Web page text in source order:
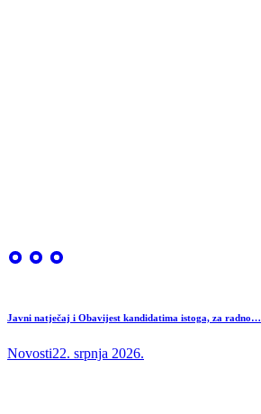
Javni natječaj i Obavijest kandidatima istoga, za radno…
Novosti22. srpnja 2026.